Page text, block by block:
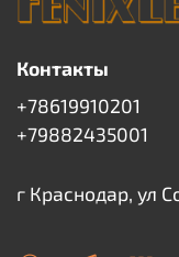
Контакты
+78619910201
+79882435001
г Краснодар, ул